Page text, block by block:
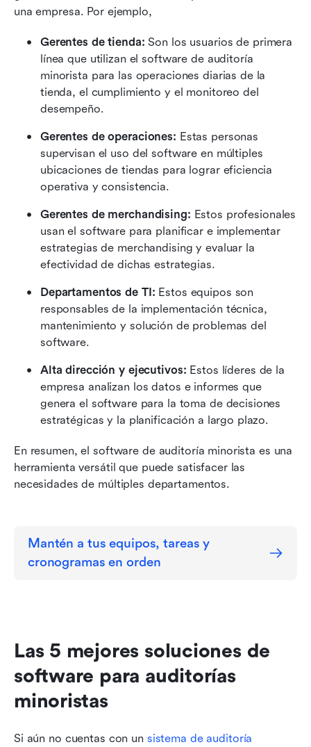
una empresa. Por ejemplo,
Gerentes de tienda: Son los usuarios de primera
línea que utilizan el software de auditoría
minorista para las operaciones diarias de la
tienda, el cumplimiento y el monitoreo del
desempeño.
Gerentes de operaciones: Estas personas
supervisan el uso del software en múltiples
ubicaciones de tiendas para lograr eficiencia
operativa y consistencia.
Gerentes de merchandising: Estos profesionales
usan el software para planificar e implementar
estrategias de merchandising y evaluar la
efectividad de dichas estrategias.
Departamentos de TI: Estos equipos son
responsables de la implementación técnica,
mantenimiento y solución de problemas del
software.
Alta dirección y ejecutivos: Estos líderes de la
empresa analizan los datos e informes que
genera el software para la toma de decisiones
estratégicas y la planificación a largo plazo.
En resumen, el software de auditoría minorista es una
herramienta versátil que puede satisfacer las
necesidades de múltiples departamentos.
Mantén a tus equipos, tareas y
cronogramas en orden
Las 5 mejores soluciones de
software para auditorías
minoristas
Si aún no cuentas con un sistema de auditoría